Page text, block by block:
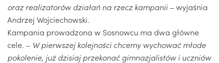
oraz realizatorów działań na rzecz kampanii– wyjaśnia
Andrzej Wojciechowski.
Kampania prowadzona w Sosnowcu ma dwa główne
cele. – W pierwszej kolejności chcemy wychować młode
pokolenie, już dzisiaj przekonać gimnazjalistów i uczniów